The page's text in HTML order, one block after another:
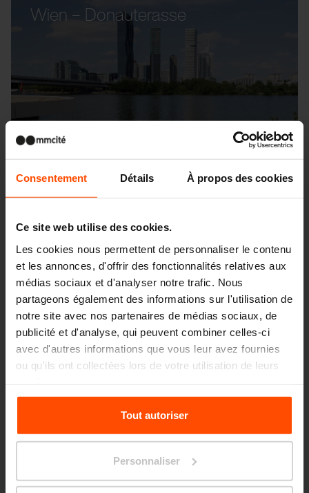
Consentement Détails À propos des cookies
Ce site web utilise des cookies.
Les cookies nous permettent de personnaliser le contenu
et les annonces, d'offrir des fonctionnalités relatives aux
médias sociaux et d'analyser notre trafic. Nous
partageons également des informations sur l'utilisation de
notre site avec nos partenaires de médias sociaux, de
publicité et d'analyse, qui peuvent combiner celles-ci
avec d'autres informations que vous leur avez fournies
ou qu'ils ont collectées lors de votre utilisation de leurs
Pour plus d'informations, veuillez consulter le
sitePrinciples Relating to the Processing Personal
Tout autoriser
Personnaliser
Wien – Donauterasse
Seattle – Popup park